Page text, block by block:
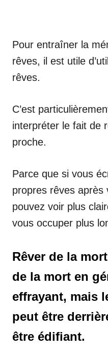
Pour entraîner la
rêves, il est utile
rêves.
C’est
interpréter le fait de
proche.
Parce que si vous
propres rêves après
pouvez voir plus
vous occuper plus
Rêver de la
de la mort en
effrayant, mais
peut être
être édifiant.